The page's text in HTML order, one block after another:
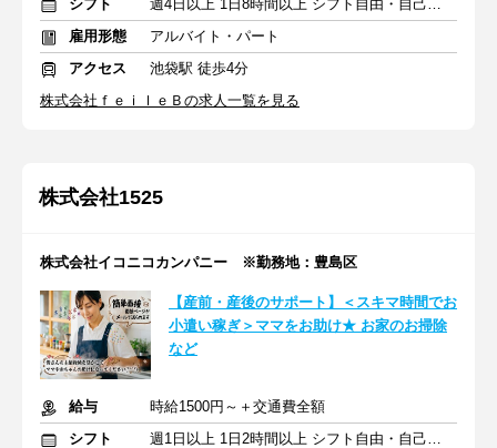
シフト
週4日以上 1日8時間以上 シフト自由・自己申告
雇用形態
アルバイト・パート
アクセス
池袋駅 徒歩4分
株式会社ｆｅｉｌｅＢの求人一覧を見る
株式会社1525
株式会社イコニコカンパニー ※勤務地：豊島区
【産前・産後のサポート】＜スキマ時間でお
小遣い稼ぎ＞ママをお助け★ お家のお掃除
など
給与
時給1500円～＋交通費全額
シフト
週1日以上 1日2時間以上 シフト自由・自己申告